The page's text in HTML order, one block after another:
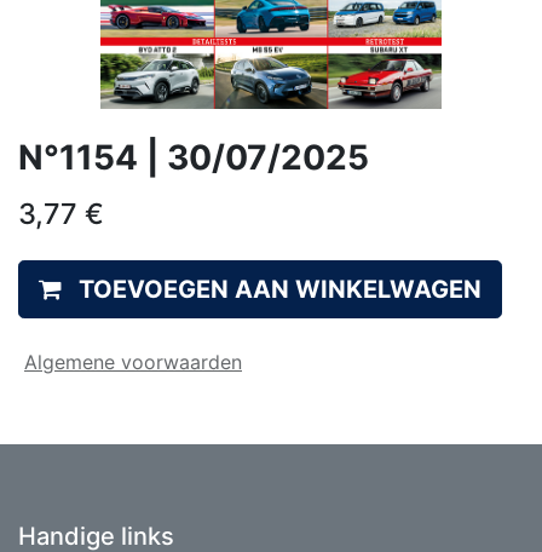
N°1154 | 30/07/2025
3,77 €
TOEVOEGEN AAN WINKELWAGEN
Algemene voorwaarden
Handige links